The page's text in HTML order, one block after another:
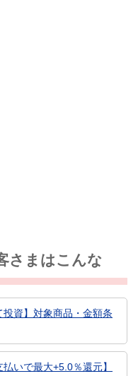
さまはこんな
投資】対象商品・金額条
いで最大+5.0％還元】